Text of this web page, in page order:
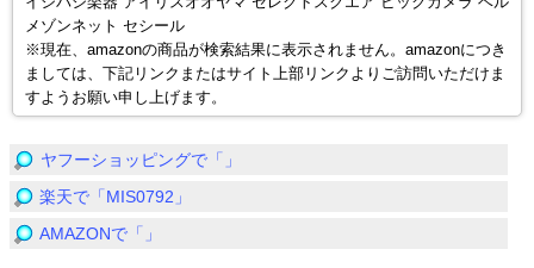
メゾンネット セシール
※現在、amazonの商品が検索結果に表示されません。amazonにつき
ましては、下記リンクまたはサイト上部リンクよりご訪問いただけま
すようお願い申し上げます。
ヤフーショッピングで「」
楽天で「MIS0792」
AMAZONで「」